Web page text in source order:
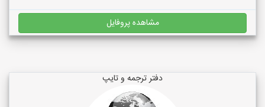
مشاهده پروفایل
دفتر ترجمه و تایپ